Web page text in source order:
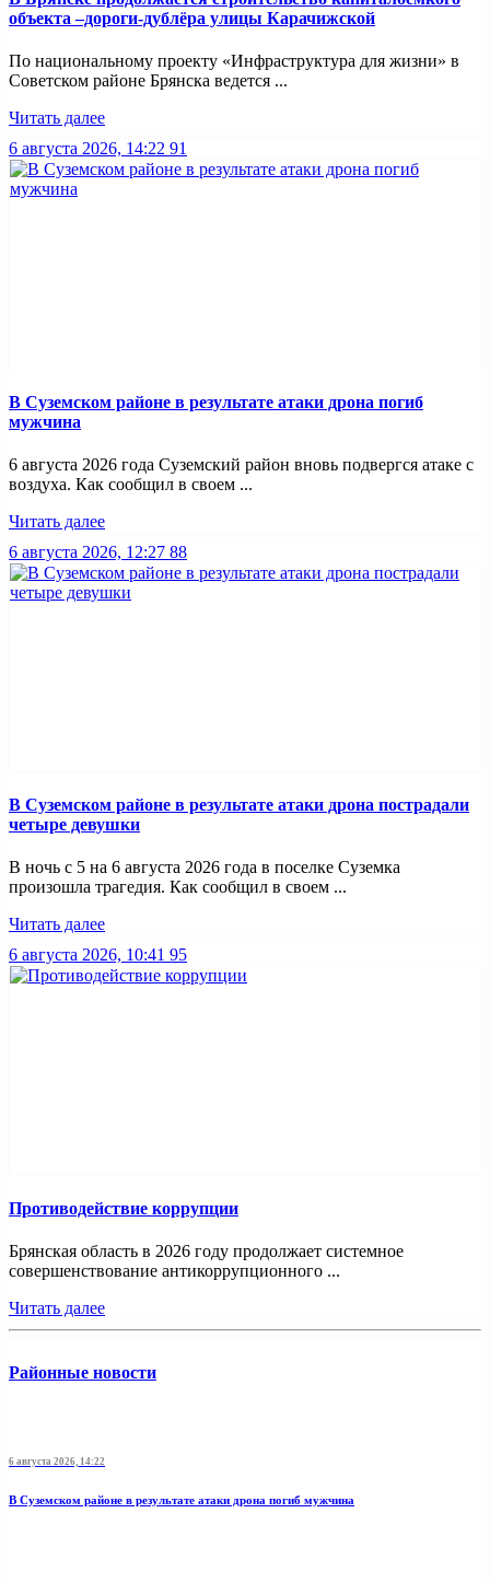
объекта –дороги-дублёра улицы Карачижской
По национальному проекту «Инфраструктура для жизни» в
Советском районе Брянска ведется ...
Читать далее
6 августа 2026, 14:22 91
В Суземском районе в результате атаки дрона погиб
мужчина
6 августа 2026 года Суземский район вновь подвергся атаке с
воздуха. Как сообщил в своем ...
Читать далее
6 августа 2026, 12:27 88
В Суземском районе в результате атаки дрона пострадали
четыре девушки
В ночь с 5 на 6 августа 2026 года в поселке Суземка
произошла трагедия. Как сообщил в своем ...
Читать далее
6 августа 2026, 10:41 95
Противодействие коррупции
Брянская область в 2026 году продолжает системное
совершенствование антикоррупционного ...
Читать далее
Районные новости
6 августа 2026, 14:22
В Суземском районе в результате атаки дрона погиб мужчина